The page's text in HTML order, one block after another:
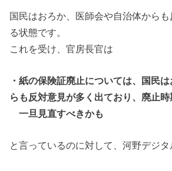
国民はおろか、医師会や自治体から
る状態です。
これを受け、官房長官は
・紙の保険証廃止については、国民
らも反対意見が多く出ており、廃止時
一旦見直すべきかも
と言っているのに対して、河野デジ